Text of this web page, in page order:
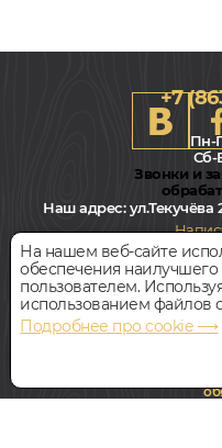
+7
Пн-
Сб-
Звонки и
Наш адрес:ул.Текучёва
Всегда
© Интернет-магазин
При копировании
На нашем веб-сайте
обеспечения
пользователем.
использованием файлов
Подробнее про cookie ⟶